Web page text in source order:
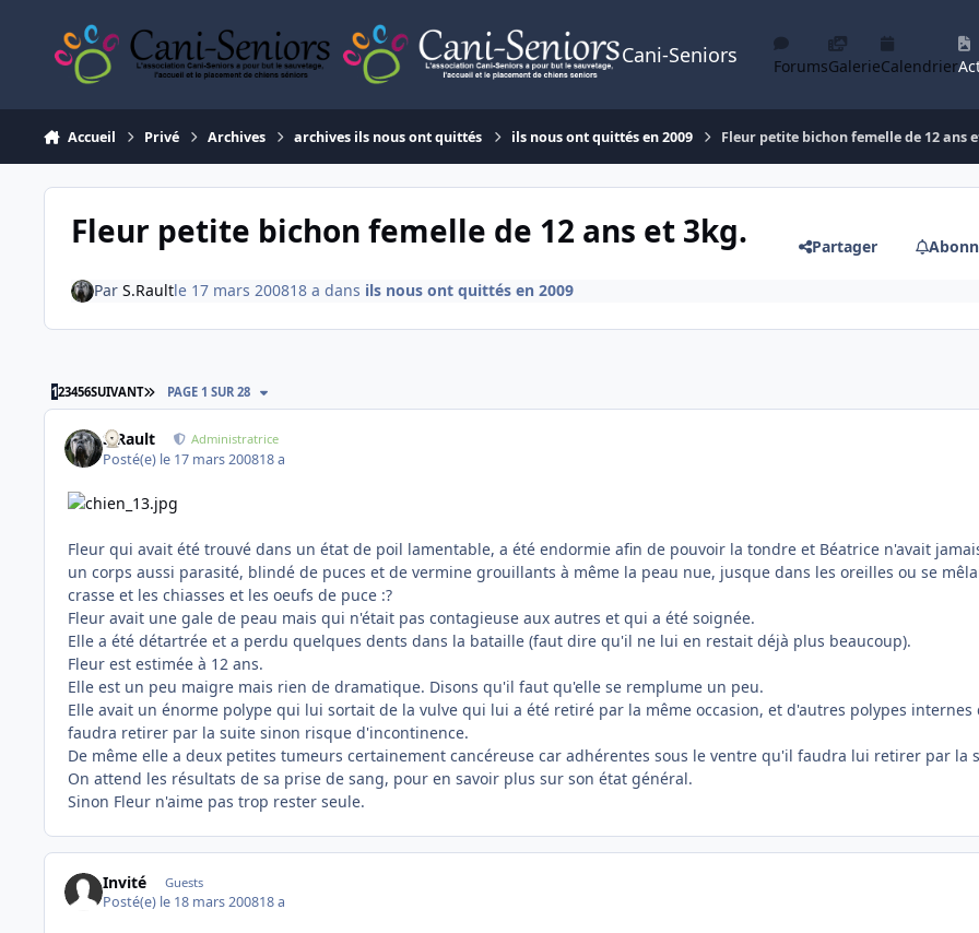
Cani-Seniors ForumsGalerieCalendrier
Accueil Privé Archives archives ils nous ont quittés ils nous ont quittés en 2009 Fleur petite bichon femelle de 12 ans
Fleur petite bichon femelle de 12 ans et 3kg. Partager
Par S.Raultle 17 mars 200818 a dans ils nous ont quittés en 2009
123456SUIVANT DERNIÈRE PAGE
PAGE 1 SUR 28
S.Rault Administratrice
Posté(e) le 17 mars 200818 a
Fleur qui avait été trouvé dans un état de poil lamentable, a été endormie afin de pouvoir la tondre et Béatrice n'avait
un corps aussi parasité, blindé de puces et de vermine grouillants à même la peau nue, jusque dans les oreilles ou se
crasse et les chiasses et les oeufs de puce :?
Fleur avait une gale de peau mais qui n'était pas contagieuse aux autres et qui a été soignée.
Elle a été détartrée et a perdu quelques dents dans la bataille (faut dire qu'il ne lui en restait déjà plus beaucoup).
Fleur est estimée à 12 ans.
Elle est un peu maigre mais rien de dramatique. Disons qu'il faut qu'elle se remplume un peu.
Elle avait un énorme polype qui lui sortait de la vulve qui lui a été retiré par la même occasion, et d'autres polypes internes
faudra retirer par la suite sinon risque d'incontinence.
De même elle a deux petites tumeurs certainement cancéreuse car adhérentes sous le ventre qu'il faudra lui retirer par la
On attend les résultats de sa prise de sang, pour en savoir plus sur son état général.
Sinon Fleur n'aime pas trop rester seule.
Invité Guests
Posté(e) le 18 mars 200818 a